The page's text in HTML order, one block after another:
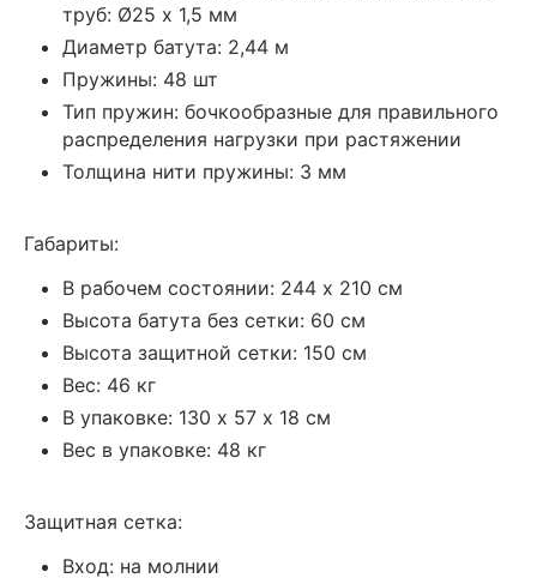
труб: Ø25 х 1,5 мм
Диаметр батута: 2,44 м
Пружины: 48 шт
Тип пружин: бочкообразные для правильного
распределения нагрузки при растяжении
Толщина нити пружины: 3 мм
Габариты:
В рабочем состоянии: 244 х 210 см
Высота батута без сетки: 60 см
Высота защитной сетки: 150 см
Вес: 46 кг
В упаковке: 130 х 57 х 18 см
Вес в упаковке: 48 кг
Защитная сетка:
Вход: на молнии